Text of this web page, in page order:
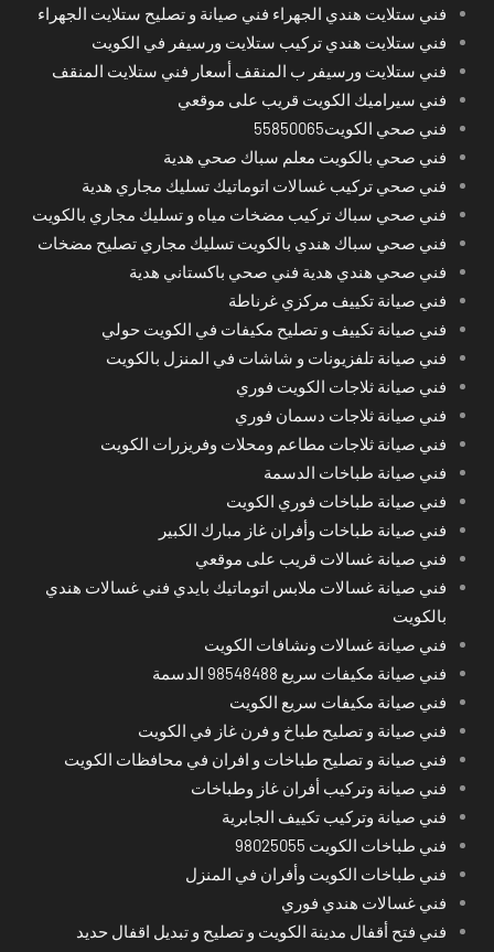
فني ستلايت هندي الجهراء فني صيانة و تصليح ستلايت الجهراء
فني ستلايت هندي تركيب ستلايت ورسيفر في الكويت
فني ستلايت ورسيفر ب المنقف أسعار فني ستلايت المنقف
فني سيراميك الكويت قريب على موقعي
فني صحي الكويت55850065
فني صحي بالكويت معلم سباك صحي هدية
فني صحي تركيب غسالات اتوماتيك تسليك مجاري هدية
فني صحي سباك تركيب مضخات مياه و تسليك مجاري بالكويت
فني صحي سباك هندي بالكويت تسليك مجاري تصليح مضخات
فني صحي هندي هدية فني صحي باكستاني هدية
فني صيانة تكييف مركزي غرناطة
فني صيانة تكييف و تصليح مكيفات في الكويت حولي
فني صيانة تلفزيونات و شاشات في المنزل بالكويت
فني صيانة ثلاجات الكويت فوري
فني صيانة ثلاجات دسمان فوري
فني صيانة ثلاجات مطاعم ومحلات وفريزرات الكويت
فني صيانة طباخات الدسمة
فني صيانة طباخات فوري الكويت
فني صيانة طباخات وأفران غاز مبارك الكبير
فني صيانة غسالات قريب على موقعي
فني صيانة غسالات ملابس اتوماتيك بايدي فني غسالات هندي
بالكويت
فني صيانة غسالات ونشافات الكويت
فني صيانة مكيفات سريع 98548488 الدسمة
فني صيانة مكيفات سريع الكويت
فني صيانة و تصليح طباخ و فرن غاز في الكويت
فني صيانة و تصليح طباخات و افران في محافظات الكويت
فني صيانة وتركيب أفران غاز وطباخات
فني صيانة وتركيب تكييف الجابرية
فني طباخات الكويت 98025055
فني طباخات الكويت وأفران في المنزل
فني غسالات هندي فوري
فني فتح أقفال مدينة الكويت و تصليح و تبديل اقفال حديد